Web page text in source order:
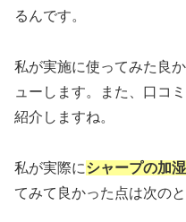
るんです。
私が実施に使ってみた良
ューします。また、口コ
紹介しますね。
私が実際にシャープの加
てみて良かった点は次のと